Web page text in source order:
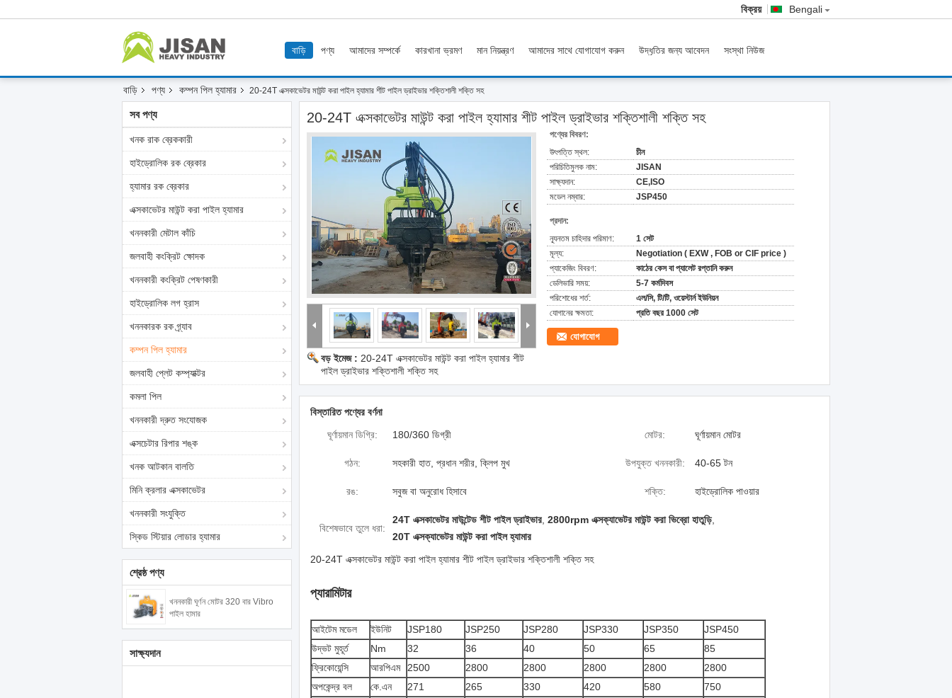
Bengali
বিক্রয়
বাড়ি পণ্য আমাদের সম্পর্কে কারখানা ভ্রমণ মান নিয়ন্ত্রণ আমাদের সাথে যোগাযোগ করুন উদ্ধৃতির জন্য আবেদন সংস্থা নিউজ
বাড়ি পণ্য কম্পন পিল হ্যামার 20-24T এক্সকাভেটর মাউন্ট করা পাইল হ্যামার শীট পাইল ড্রাইভার শক্তিশালী শক্তি সহ
সব পণ্য
খনক রাক ব্রেককারী
হাইড্রোলিক রক ব্রেকার
হ্যামার রক ব্রেকার
এক্সকাভেটর মাউন্ট করা পাইল হ্যামার
খননকারী মেটাল কাঁচি
জলবাহী কংক্রিট ক্ষোদক
খননকারী কংক্রিট পেষণকারী
হাইড্রোলিক লগ হ্রাস
খননকারক রক গ্র্যাব
কম্পন পিল হ্যামার
জলবাহী প্লেট কম্প্যাক্টর
কমলা পিল
খননকারী দ্রুত সংযোজক
এক্সচেটার রিপার শঙ্ক
খনক আটকান বালতি
মিনি ক্রলার এক্সকাভেটর
খননকারী সংযুক্তি
স্কিড স্টিয়ার লোডার হ্যামার
শ্রেষ্ঠ পণ্য
খননকারী ঘূর্ণন মোটর 320 বার Vibro
পাইল হামার
সাক্ষ্যদান
20-24T এক্সকাভেটর মাউন্ট করা পাইল হ্যামার শীট পাইল ড্রাইভার শক্তিশালী শক্তি সহ
বড় ইমেজ : 20-24T এক্সকাভেটর মাউন্ট করা পাইল হ্যামার শীট
পাইল ড্রাইভার শক্তিশালী শক্তি সহ
পণ্যের বিবরণ:
উৎপত্তি স্থল:
চীন
পরিচিতিমুলক নাম:
JISAN
সাক্ষ্যদান:
CE,ISO
মডেল নম্বার:
JSP450
প্রদান:
ন্যূনতম চাহিদার পরিমাণ:
1 সেট
মূল্য:
Negotiation ( EXW , FOB or CIF price )
প্যাকেজিং বিবরণ:
কাঠের কেস বা প্যালেট রপ্তানি করুন
ডেলিভারি সময়:
5-7 কর্মদিবস
পরিশোধের শর্ত:
এল/সি, টি/টি, ওয়েস্টার্ন ইউনিয়ন
যোগানের ক্ষমতা:
প্রতি বছর 1000 সেট
যোগাযোগ
বিস্তারিত পণ্যের বর্ণনা
ঘূর্ণায়মান ডিগ্রি:
180/360 ডিগ্রী মোটর: ঘূর্ণায়মান মোটর
গঠন: সহকারী হাত, প্রধান শরীর, ক্লিপ মুখ উপযুক্ত খননকারী: 40-65 টন
রঙ: সবুজ বা অনুরোধ হিসাবে শক্তি: হাইড্রোলিক পাওয়ার
বিশেষভাবে তুলে ধরা:
24T এক্সকাভেটর মাউন্টেড শীট পাইল ড্রাইভার 2800rpm এক্সক্যাভেটর মাউন্ট করা ভিব্রো হাতুড়ি,
20T এক্সক্যাভেটর মাউন্ট করা পাইল হ্যামার
20-24T এক্সকাভেটর মাউন্ট করা পাইল হ্যামার শীট পাইল ড্রাইভার শক্তিশালী শক্তি সহ
প্যারামিটার
আইটেম মডেল ইউনিট JSP180 JSP250 JSP280 JSP330 JSP350
JSP450
উদ্ভট মুহূর্ত
Nm 32 36 40 50 65
85
ফ্রিকোয়েন্সি
আরপিএম 2500 2800 2800 2800 2800
2800
অপকেন্দ্র বল
কে.এন 271 265 330 420 580
750